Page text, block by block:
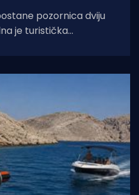
pozornica dviju
je turistička